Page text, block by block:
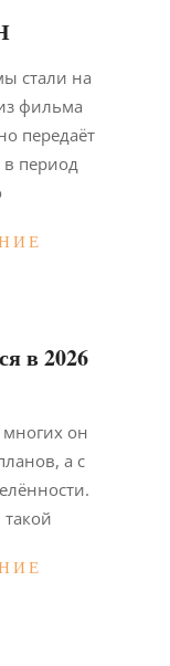
стали на
фильма
передаёт
в период
в 2026
он
а с